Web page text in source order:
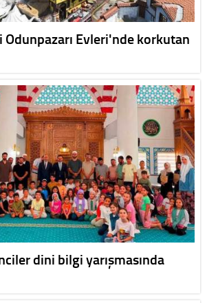
Odunpazarı Evleri'nde korkutan
dini bilgi yarışmasında